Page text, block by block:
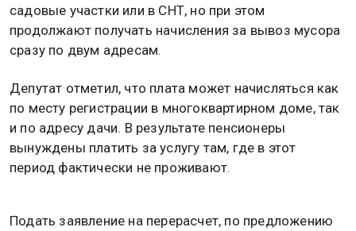
садовые участки или в СНТ, но при этом
продолжают получать начисления за вывоз мусора
сразу по двум адресам.
Депутат отметил, что плата может начисляться как
по месту регистрации в многоквартирном доме, так
и по адресу дачи. В результате пенсионеры
вынуждены платить за услугу там, где в этот
период фактически не проживают.
Подать заявление на перерасчет, по предложению